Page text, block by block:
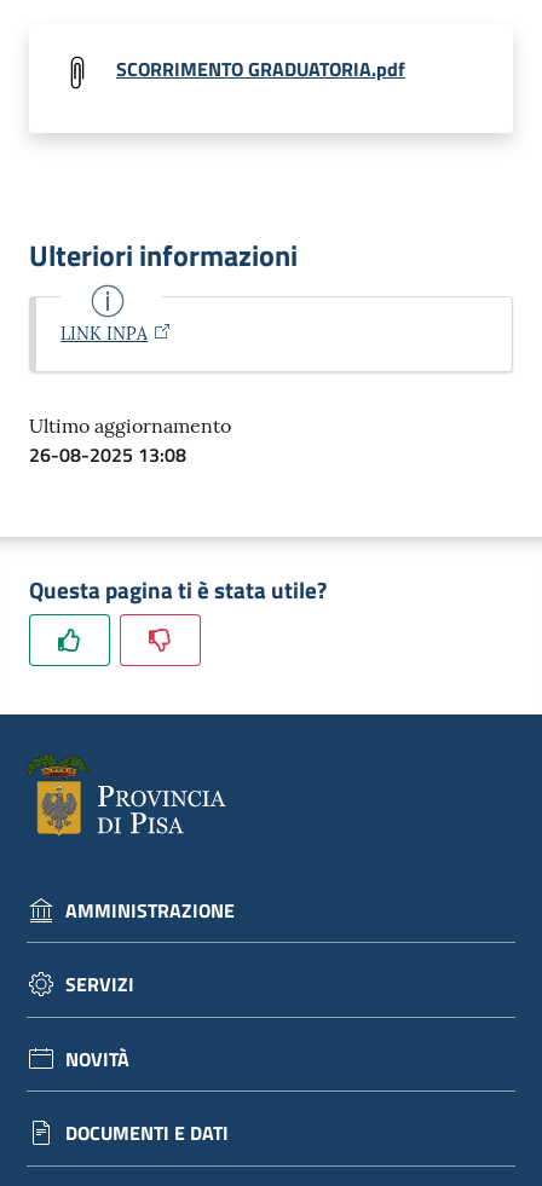
SCORRIMENTO GRADUATORIA.pdf
Ulteriori informazioni
LINK INPA
Ultimo aggiornamento
26-08-2025 13:08
Questa pagina ti è stata utile?
AMMINISTRAZIONE
SERVIZI
NOVITÀ
DOCUMENTI E DATI